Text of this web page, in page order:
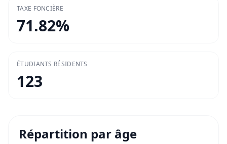
TAXE FONCIÈRE
71.82%
ÉTUDIANTS RÉSIDENTS
123
Répartition par âge